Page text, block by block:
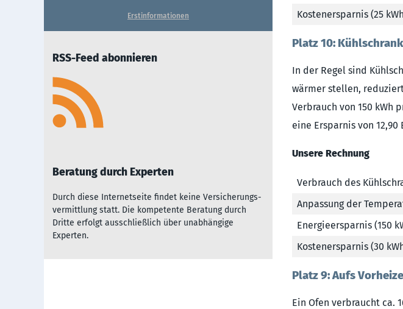
Kostenersparnis (25
Platz 10:
In der Regel sind
wärmer stellen,
Verbrauch von 150 kWh
eine Ersparnis von 12,90
Unsere Rechnung
Verbrauch des
Anpassung der
Energieersparnis (150
Kostenersparnis (30
Platz 9: Aufs
Ein Ofen verbraucht ca.
Erstinformationen
RSS-Feed abonnieren
Beratung durch Experten
Durch diese Inter­net­seite fin­det kei­ne Ver­sich­er­ungs­
ver­mitt­lu­ng statt. Die kom­pe­ten­te Be­rat­ung durch
Dritte er­folgt aus­sch­ließ­lich über un­ab­hängi­ge
Experten.